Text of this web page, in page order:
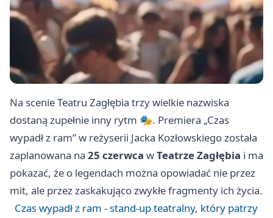
Na scenie Teatru Zagłębia trzy wielkie nazwiska
dostaną zupełnie inny rytm 🎭. Premiera „Czas
wypadł z ram” w reżyserii Jacka Kozłowskiego została
zaplanowana na 25 czerwca wTeatrze Zagłębia i ma
pokazać, że o legendach można opowiadać nie przez
mit, ale przez zaskakująco zwykłe fragmenty ich życia.
Czas wypadł z ram - stand-up teatralny, który patrzy